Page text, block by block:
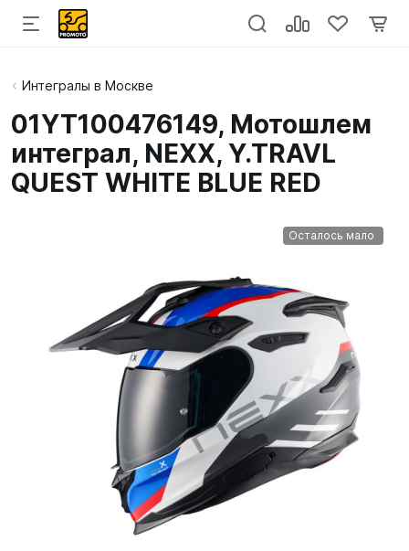
Интегралы в Москве
01YT100476149, Мотошлем
интеграл, NEXX, Y.TRAVL
QUEST WHITE BLUE RED
Осталось мало